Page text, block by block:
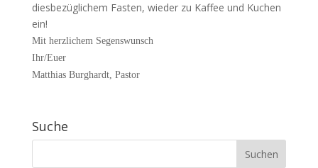
diesbezüglichem Fasten, wieder zu Kaffee und Kuchen
ein!
Mit herzlichem Segenswunsch
Ihr/Euer
Matthias Burghardt, Pastor
Suche